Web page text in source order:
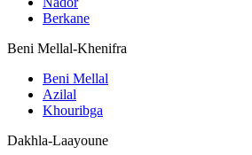
Berkane
Beni Mellal-Khenifra
Beni Mellal
Azilal
Khouribga
Dakhla-Laayoune